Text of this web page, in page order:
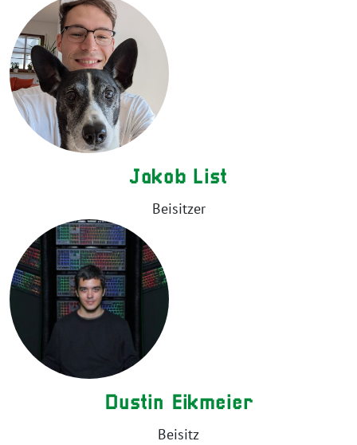
Jakob List
Beisitzer
Dustin Eikmeier
Beisitz